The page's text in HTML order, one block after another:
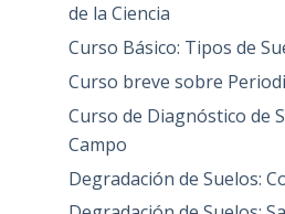
de la Ciencia
Curso Básico: Tipos de
Curso breve sobre
Curso de Diagnóstico de
Campo
Degradación de Suelos: